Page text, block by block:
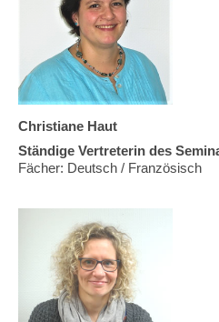
Christiane Haut
Ständige Vertreterin des
Fächer: Deutsch / Französisch